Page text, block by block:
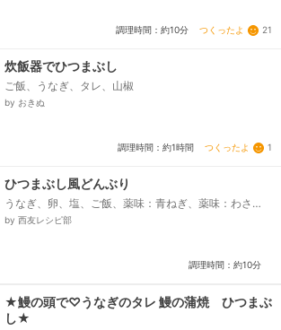
調理時間：約10分 つくったよ 21
炊飯器でひつまぶし
ご飯、うなぎ、タレ、山椒
by おきぬ
調理時間：約1時間 つくったよ 1
ひつまぶし風どんぶり
うなぎ、卵、塩、ご飯、薬味：青ねぎ、薬味：わさ
び、薬味：刻み海苔、だし汁
by 西友レシピ部
調理時間：約10分
★鰻の頭で♡うなぎのタレ 鰻の蒲焼 ひつまぶ
し★